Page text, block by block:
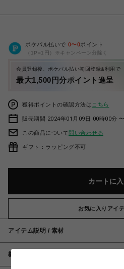
ポケパル払いで 0〜0ポイント
（1P=1円）※キャンペーン分除く
会員登録後、ポケパル払い初回登録&利用で
最大1,500円分ポイント進呈
獲得ポイントの確認方法は こちら
販売期間 2024年01月09日 00時00分 〜
この商品について問い合わせる
ギフト：ラッピング不可
カートに
お気に入りアイ
アイテム説明 / 素材
概要